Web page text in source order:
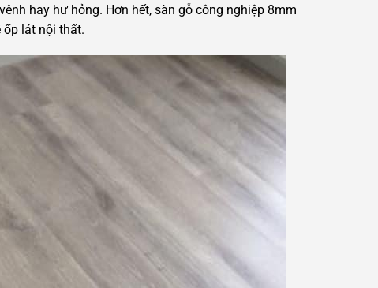
hay hư hỏng. Hơn hết, sàn gỗ công nghiệp 8mm
lát nội thất.